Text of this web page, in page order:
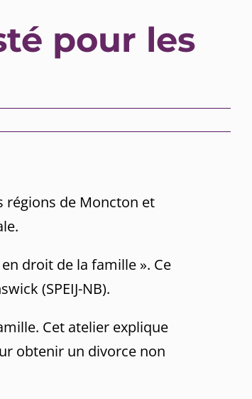
pour les
régions de Moncton et
droit de la famille ». Ce
(SPEIJ-NB).
Cet atelier explique
obtenir un divorce non